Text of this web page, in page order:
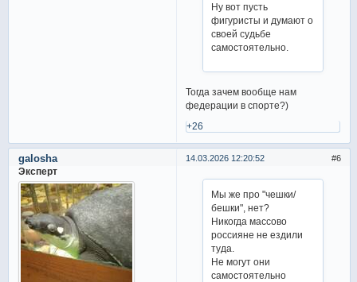
Ну вот пусть
фигуристы и думают о
своей судьбе
самостоятельно.
Тогда зачем вообще нам
федерации в спорте?)
+26
6
14.03.2026 12:20:52
galosha
Эксперт
Мы же про "чешки/
бешки", нет?
Никогда массово
россияне не ездили
туда.
Не могут они
самостоятельно